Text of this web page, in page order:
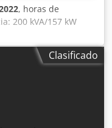
, horas de
200 kVA/157 kW
de
12/2022
125-63-32-16 A
Clasificado